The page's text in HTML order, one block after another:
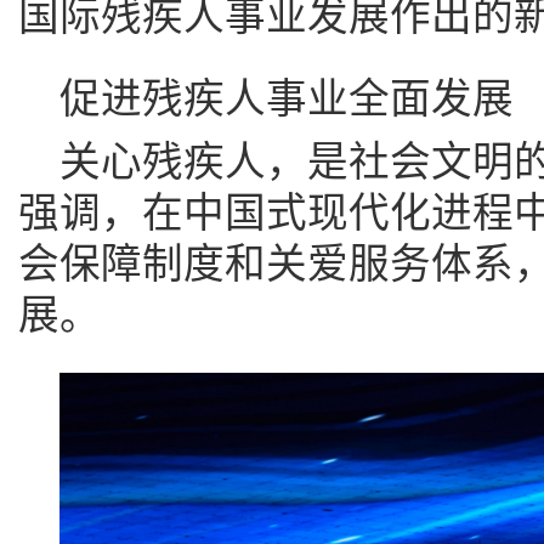
国际残疾人事业发展作出的
促进残疾人事业全面发展
关心残疾人，是社会文明
强调，在中国式现代化进程
会保障制度和关爱服务体系
展。